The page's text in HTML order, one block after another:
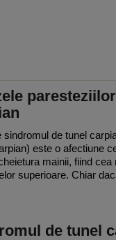
sindromul de tunel
este o afectiune
mainii, fiind
superioare. Chiar
de tunel